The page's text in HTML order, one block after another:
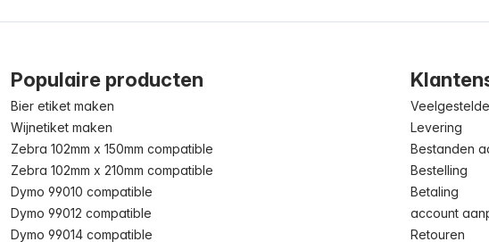
Populaire producten
Bier etiket maken
Wijnetiket maken
Zebra 102mm x 150mm compatible
Zebra 102mm x 210mm compatible
Dymo 99010 compatible
Dymo 99012 compatible
Dymo 99014 compatible
Levering
Bestanden
Bestelling
Betaling
account
Retouren